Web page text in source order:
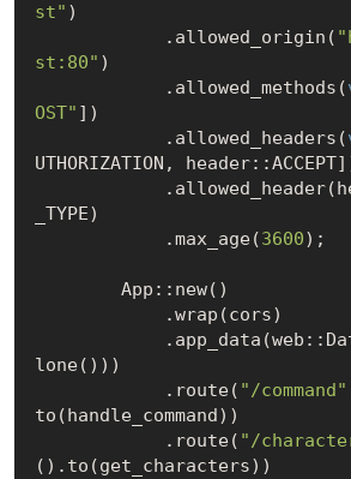
st" )
            .allowed_origin(
st:80" )
            .allowed_methods(
OST" ])
            .allowed_headers(
UTHORIZATION,
_TYPE)
            .max_age(
3600);
lone()))
            .route(
"/command"
to(handle_command))
            .route(
"/
().to(get_characters))